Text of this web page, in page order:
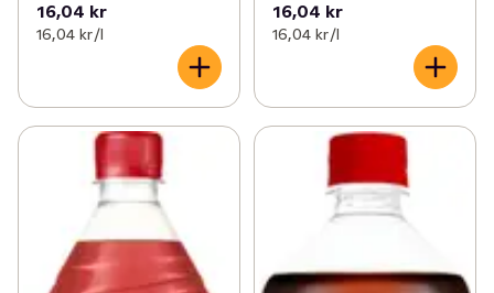
16,04 kr
16,04 kr /l
16,04 kr
16,04 kr /l